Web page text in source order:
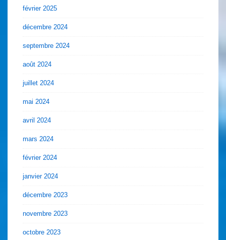
février 2025
décembre 2024
septembre 2024
août 2024
juillet 2024
mai 2024
avril 2024
mars 2024
février 2024
janvier 2024
décembre 2023
novembre 2023
octobre 2023